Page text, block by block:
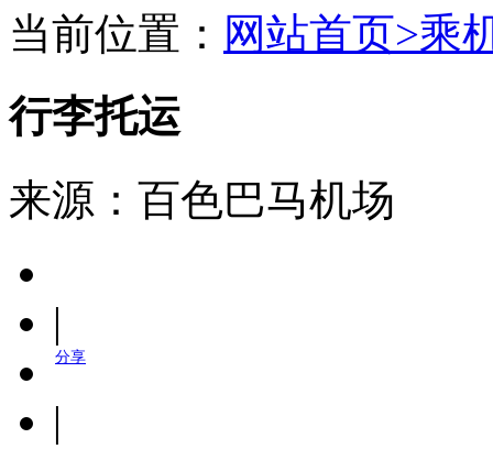
当前位置： 网站首页>乘
行李托运
来源：百色巴马机场
|
分享
|